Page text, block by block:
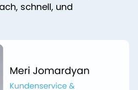
schnell, und